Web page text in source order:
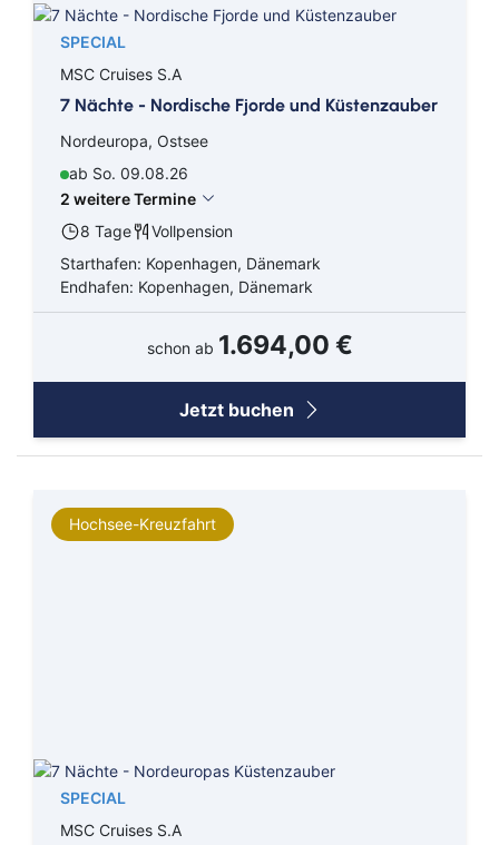
SPECIAL
MSC Cruises S.A
7 Nächte - Nordische Fjorde und Küstenzauber
Nordeuropa, Ostsee
ab So. 09.08.26
2 weitere Termine
8 Tage
Vollpension
Starthafen: Kopenhagen, Dänemark
Endhafen: Kopenhagen, Dänemark
schon ab 1.694,00 €
Jetzt buchen
Hochsee-Kreuzfahrt
SPECIAL
MSC Cruises S.A